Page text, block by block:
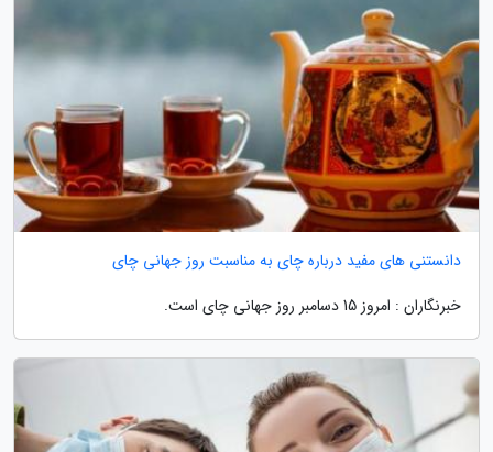
دانستنی های مفید درباره چای به مناسبت روز جهانی چای
خبرنگاران : امروز 15 دسامبر روز جهانی چای است.